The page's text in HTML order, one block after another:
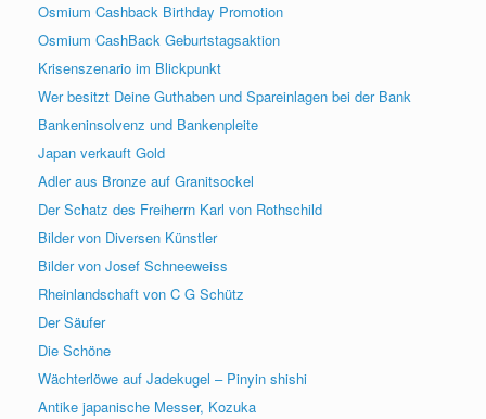
Osmium Cashback Birthday Promotion
Osmium CashBack Geburtstagsaktion
Krisenszenario im Blickpunkt
Wer besitzt Deine Guthaben und Spareinlagen bei der Bank
Bankeninsolvenz und Bankenpleite
Japan verkauft Gold
Adler aus Bronze auf Granitsockel
Der Schatz des Freiherrn Karl von Rothschild
Bilder von Diversen Künstler
Bilder von Josef Schneeweiss
Rheinlandschaft von C G Schütz
Der Säufer
Die Schöne
Wächterlöwe auf Jadekugel – Pinyin shishi
Antike japanische Messer, Kozuka